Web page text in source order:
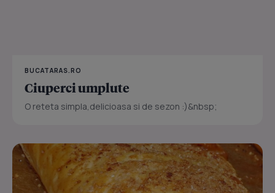
BUCATARAS.RO
Ciuperci umplute
O reteta simpla,delicioasa si de sezon :)&nbsp;